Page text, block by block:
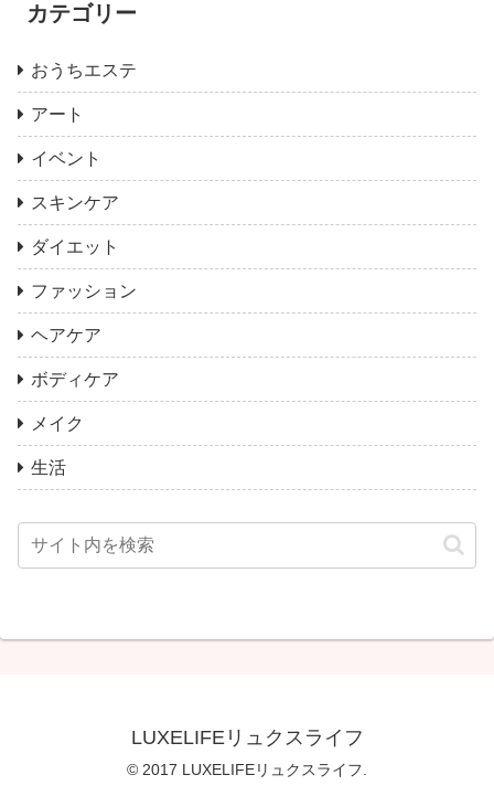
カテゴリー
おうちエステ
アート
イベント
スキンケア
ダイエット
ファッション
ヘアケア
ボディケア
メイク
生活
LUXELIFEリュクスライフ
© 2017 LUXELIFEリュクスライフ.